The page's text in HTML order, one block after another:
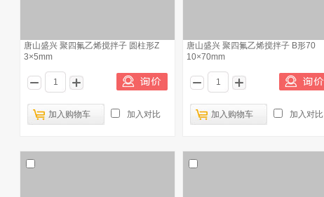
唐山盛兴 聚四氟乙烯搅拌子 圆柱形Z
3×5mm
加入购物车 加入对比
唐山盛兴 聚四氟乙烯搅拌子 B形70
10×70mm
加入购物车 加入对比